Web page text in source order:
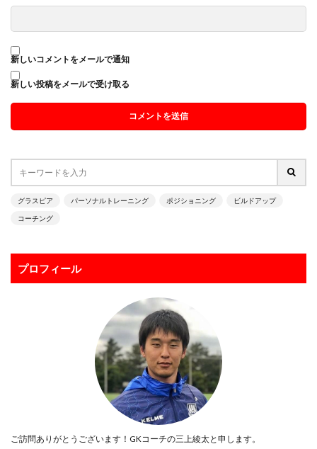
新しいコメントをメールで通知
新しい投稿をメールで受け取る
グラスピア パーソナルトレーニング ポジショニング ビルドアップ
コーチング
プロフィール
ご訪問ありがとうございます！GKコーチの三上綾太と申します。